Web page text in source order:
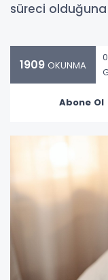
süreci
1909 OKUNMA
Abone Ol